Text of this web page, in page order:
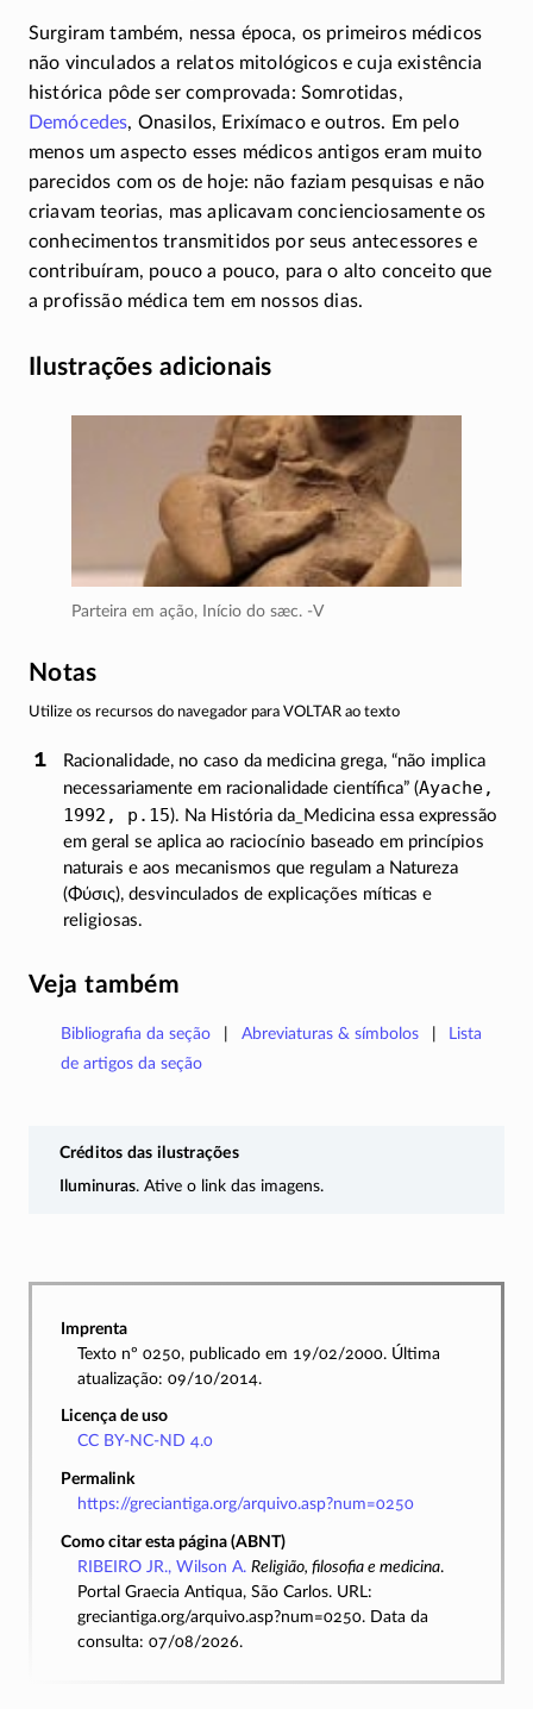
Surgiram também, nessa época, os primeiros médicos
não vinculados a relatos mitológicos e cuja existência
histórica pôde ser comprovada: Somrotidas,
Demócedes, Onasilos, Erixímaco e outros. Em pelo
menos um aspecto esses médicos antigos eram muito
parecidos com os de hoje: não faziam pesquisas e não
criavam teorias, mas aplicavam concienciosamente os
conhecimentos transmitidos por seus antecessores e
contribuíram, pouco a pouco, para o alto conceito que
a profissão médica tem em nossos dias.
Ilustrações adicionais
Parteira em ação, Início do sæc. -V
Notas
Utilize os recursos do navegador para VOLTAR ao texto
Racionalidade, no caso da medicina grega, “não implica
necessariamente em racionalidade científica” (Ayache,
1992, p.15). Na História da_Medicina essa expressão
em geral se aplica ao raciocínio baseado em princípios
naturais e aos mecanismos que regulam a Natureza
(Φύσις), desvinculados de explicações míticas e
religiosas.
Veja também
Bibliografia da seção Abreviaturas & símbolos
Lista
de artigos da seção
Créditos das ilustrações
Iluminuras. Ative o link das imagens.
Imprenta
Texto nº 0250, publicado em 19/02/2000. Última
atualização: 09/10/2014.
Licença de uso
CC BY-NC-ND 4.0
Permalink
https://greciantiga.org/arquivo.asp?num=0250
Como citar esta página (ABNT)
RIBEIRO JR., Wilson A. Religião, filosofia e medicina.
Portal Graecia Antiqua, São Carlos. URL:
greciantiga.org/arquivo.asp?num=0250. Data da
consulta: 07/08/2026.